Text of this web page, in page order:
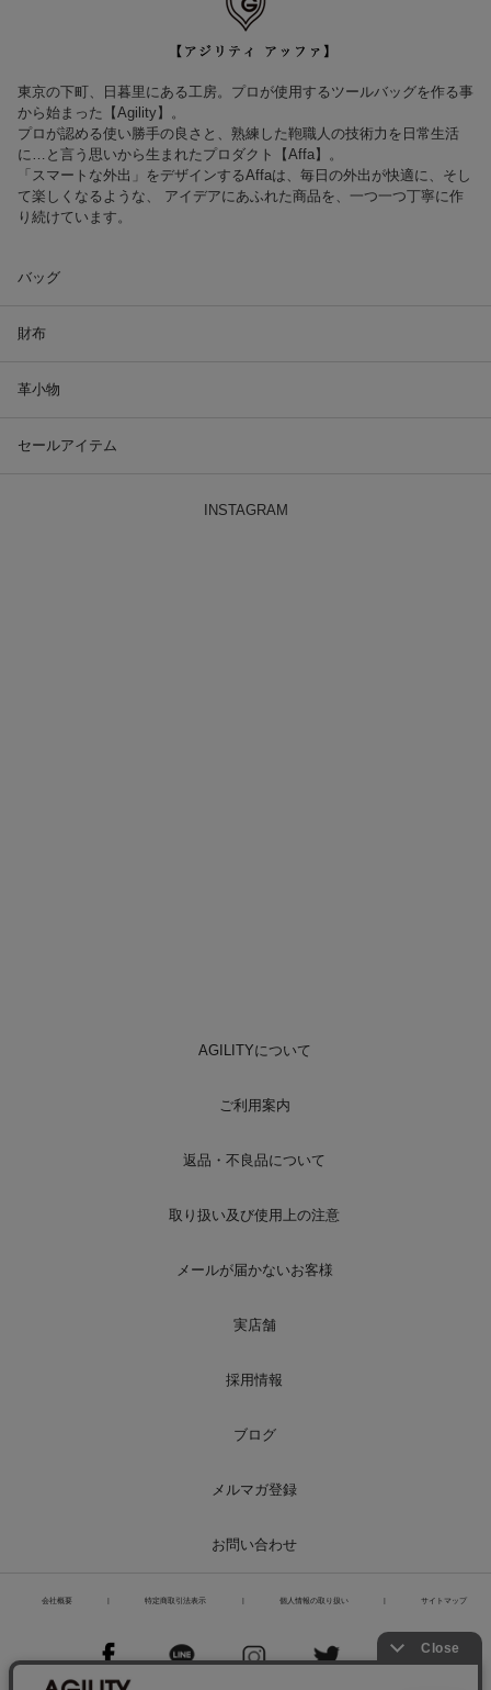
東京の下町、日暮里にある工房。プロが使用するツールバッグを作る事
から始まった【Agility】。
プロが認める使い勝手の良さと、熟練した鞄職人の技術力を日常生活
に…と言う思いから生まれたプロダクト【Affa】。
「スマートな外出」をデザインするAffaは、毎日の外出が快適に、そし
て楽しくなるような、 アイデアにあふれた商品を、一つ一つ丁寧に作
り続けています。
バッグ
財布
革小物
セールアイテム
INSTAGRAM
AGILITYについて
ご利用案内
返品・不良品について
取り扱い及び使用上の注意
メールが届かないお客様
実店舗
採用情報
ブログ
メルマガ登録
お問い合わせ
会社概要 特定商取引法表示 個人情報の取り扱い サイトマップ